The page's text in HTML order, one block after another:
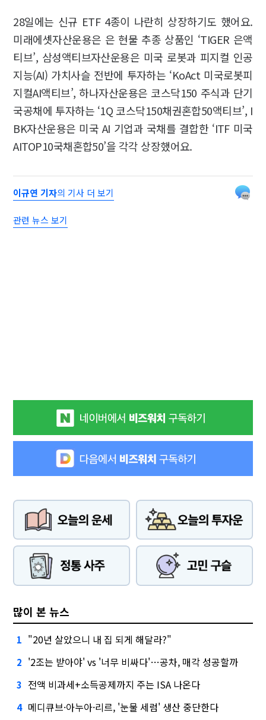
28일에는 신규 ETF 4종이 나란히 상장하기도 했어요.
미래에셋자산운용은 은 현물 추종 상품인 ‘TIGER 은액
티브’, 삼성액티브자산운용은 미국 로봇과 피지컬 인공
지능(AI) 가치사슬 전반에 투자하는 ‘KoAct 미국로봇피
지컬AI액티브’, 하나자산운용은 코스닥150 주식과 단기
국공채에 투자하는 ‘1Q 코스닥150채권혼합50액티브’, I
BK자산운용은 미국 AI 기업과 국채를 결합한 ‘ITF 미국
AITOP10국채혼합50’을 각각 상장했어요.
이규연 기자의 기사 더 보기
관련 뉴스 보기
많이 본 뉴스
1 "20년 살았으니 내 집 되게 해달라?"
2 '2조는 받아야' vs '너무 비싸다'…공차, 매각 성공할까
3 전액 비과세+소득공제까지 주는 ISA 나온다
4 메디큐브·아누아·리르, '눈물 세럼' 생산 중단한다